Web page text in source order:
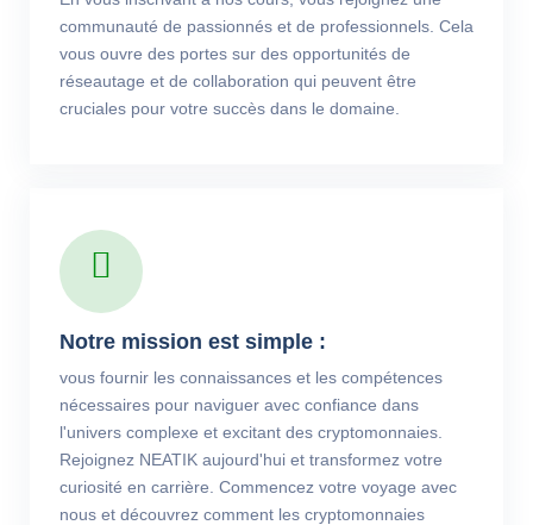
communauté de passionnés et de professionnels. Cela
vous ouvre des portes sur des opportunités de
réseautage et de collaboration qui peuvent être
cruciales pour votre succès dans le domaine.
Notre mission est simple :
vous fournir les connaissances et les compétences
nécessaires pour naviguer avec confiance dans
l'univers complexe et excitant des cryptomonnaies.
Rejoignez NEATIK aujourd'hui et transformez votre
curiosité en carrière. Commencez votre voyage avec
nous et découvrez comment les cryptomonnaies